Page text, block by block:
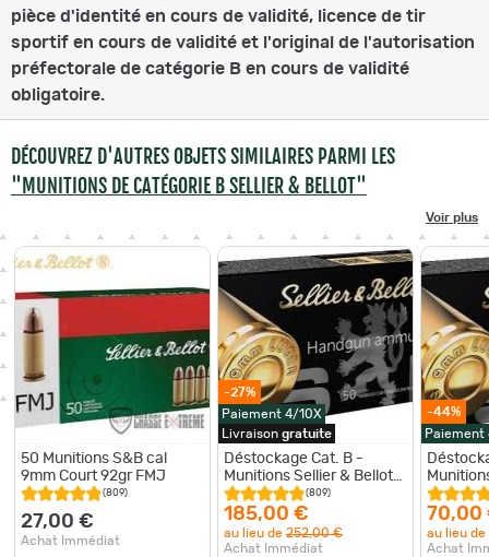
pièce d'identité en cours de validité, licence de tir
sportif en cours de validité et l'original de l'autorisation
préfectorale de catégorie B en cours de validité
obligatoire.
DÉCOUVREZ D'AUTRES OBJETS SIMILAIRES PARMI LES
"MUNITIONS DE CATÉGORIE B SELLIER & BELLOT"
Voir plus
50 Munitions S&B cal
9mm Court 92gr FMJ
(809)
27,00 €
Achat Immédiat
-27%
Paiement 4/10X
Livraison gratuite
Déstockage Cat. B -
Munitions Sellier & Bellot
FMJ 124gr 8g - Cal. 9x19
x10 boites
(809)
185,00 €
au lieu de 252,00 €
Achat Immédiat
-44%
Paiement
FMJ
x5 boites
70,00
au lieu de
Achat